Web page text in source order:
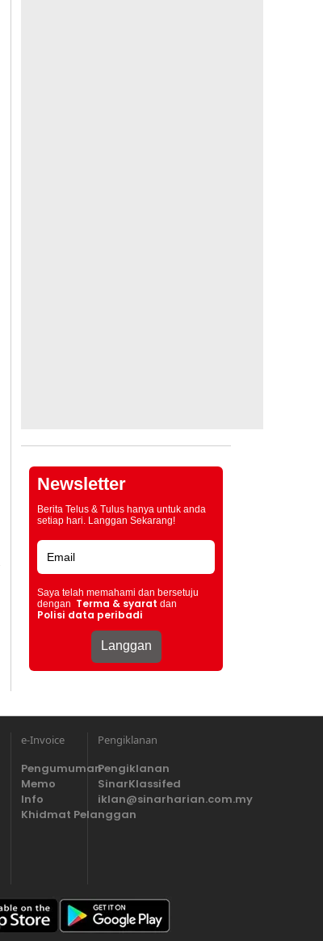
Newsletter
Berita Telus & Tulus hanya untuk anda
setiap hari. Langgan Sekarang!
Saya telah memahami dan bersetuju
dengan Terma & syarat dan
Polisi data peribadi
e-Invoice
Pengumuman
Memo
Info
Khidmat Pelanggan
Pengiklanan
Pengiklanan
SinarKlassifed
iklan@sinarharian.com.my